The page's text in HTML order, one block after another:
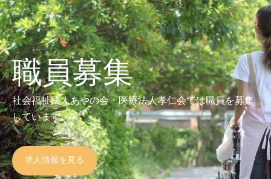
職員募集
社会福祉法人あやの会・医療法人孝仁会では職員を募集
しています。
求人情報を見る